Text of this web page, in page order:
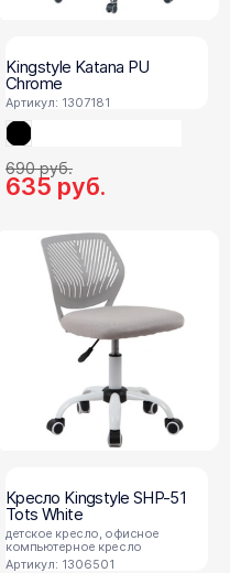
Kingstyle Katana PU
Chrome
Артикул: 1307181
635руб.
690руб.
Кресло Kingstyle SHP-51
Tots White
детское кресло, офисное
компьютерное кресло
Артикул: 1306501